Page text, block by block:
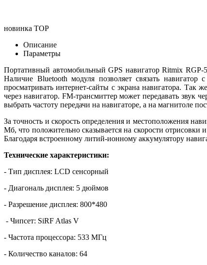
новинка TOP
Описание
Параметры
Портативный автомобильный GPS навигатор Ritmix RGP-
Наличие Bluetooth модуля позволяет связать
просматривать интернет-сайты с экрана навигатора. Так
через навигатор. FM-трансмиттер может передавать звук
выбрать частоту передачи на навигаторе, а на магнитоле
За точность и скорость определения и местоположения
Мб, что положительно сказывается на скорости
Благодаря встроенному литий-ионному аккумулятору
Технические характеристики:
- Тип дисплея: LCD сенсорный
- Диагональ дисплея: 5 дюймов
- Разрешение дисплея: 800*480
- Чипсет: SiRF Atlas V
- Частота процессора: 533 МГц
- Количество каналов: 64